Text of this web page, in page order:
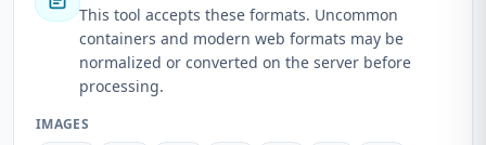
This tool accepts these formats. Uncommon
containers and modern web formats may be
normalized or converted on the server before
processing.
IMAGES